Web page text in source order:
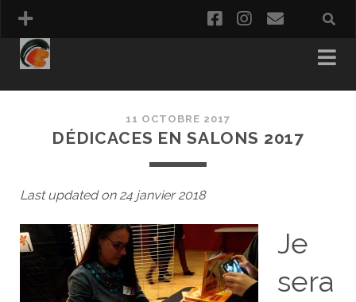
facebookinstagram
email
11 OCTOBRE 2017
DÉDICACES EN SALONS 2017
Last updated on 24 janvier 2018
Je
sera